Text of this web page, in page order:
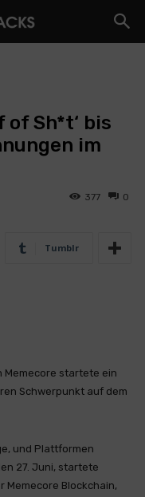
of Sh*t‘ bis
im
0
377
Tumblr
Memecore startete ein
Schwerpunkt auf dem
und Plattformen
27. Juni, startete
Memecore Blockchain,